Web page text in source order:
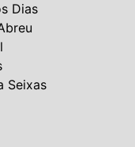
Dias
Seixas